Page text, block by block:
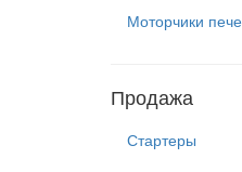
Моторчики
Продажа
Стартеры